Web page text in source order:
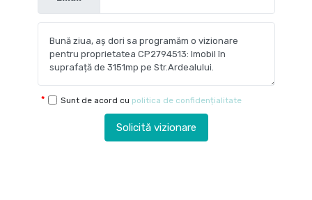
Sunt de acord cu politica de confidențialitate
Solicită vizionare